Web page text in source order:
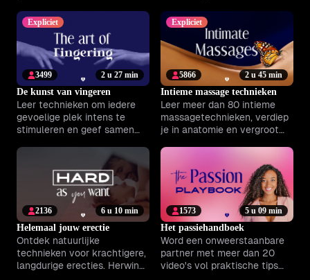
zelfvertrouwen in je relatie.
momenten verdiept, alleen
of samen.
Expliciet
2 u 27 min
3499
De kunst van vingeren
Leer technieken om iedere
gevoelige plek intens te
stimuleren en geef samen
je liefdesleven.
Expliciet
2 u 45 min
5866
Intieme massage technieken
Leer meer dan 80 intieme
massagetechnieken, verdiep
je in anatomie en vergroot
verbondenheid.
6 u 10 min
2136
Helemaal jouw erectie
Ontdek natuurlijke
technieken voor krachtigere,
langdurige erecties. Herwin
5 u 09 min
1573
Het passiehandboek
Word een onweerstaanbare
partner met meer dan 20
video's vol praktische tips